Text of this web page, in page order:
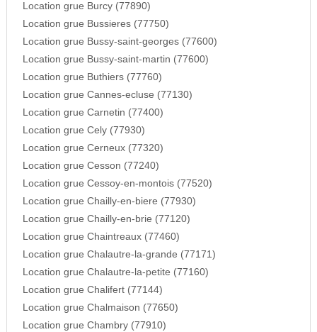
Location grue Burcy (77890)
Location grue Bussieres (77750)
Location grue Bussy-saint-georges (77600)
Location grue Bussy-saint-martin (77600)
Location grue Buthiers (77760)
Location grue Cannes-ecluse (77130)
Location grue Carnetin (77400)
Location grue Cely (77930)
Location grue Cerneux (77320)
Location grue Cesson (77240)
Location grue Cessoy-en-montois (77520)
Location grue Chailly-en-biere (77930)
Location grue Chailly-en-brie (77120)
Location grue Chaintreaux (77460)
Location grue Chalautre-la-grande (77171)
Location grue Chalautre-la-petite (77160)
Location grue Chalifert (77144)
Location grue Chalmaison (77650)
Location grue Chambry (77910)